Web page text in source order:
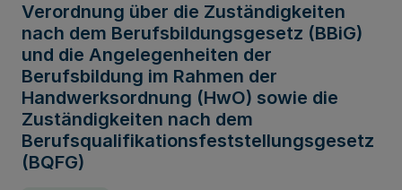
Verordnung über die Zuständigkeiten
nach dem Berufsbildungsgesetz (BBiG)
und die Angelegenheiten der
Berufsbildung im Rahmen der
Handwerksordnung (HwO) sowie die
Zuständigkeiten nach dem
Berufsqualifikationsfeststellungsgesetz
(BQFG)